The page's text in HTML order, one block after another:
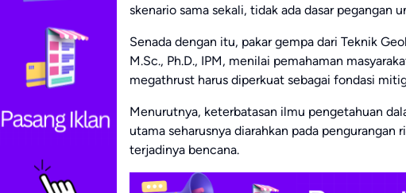
skenario sama sekali, tidak ada dasar pegangan
Senada dengan itu, pakar gempa dari Teknik
M.Sc., Ph.D., IPM, menilai pemahaman
megathrust harus diperkuat sebagai fondasi
Menurutnya, keterbatasan ilmu pengetahuan
utama seharusnya diarahkan pada pengurangan
terjadinya bencana.